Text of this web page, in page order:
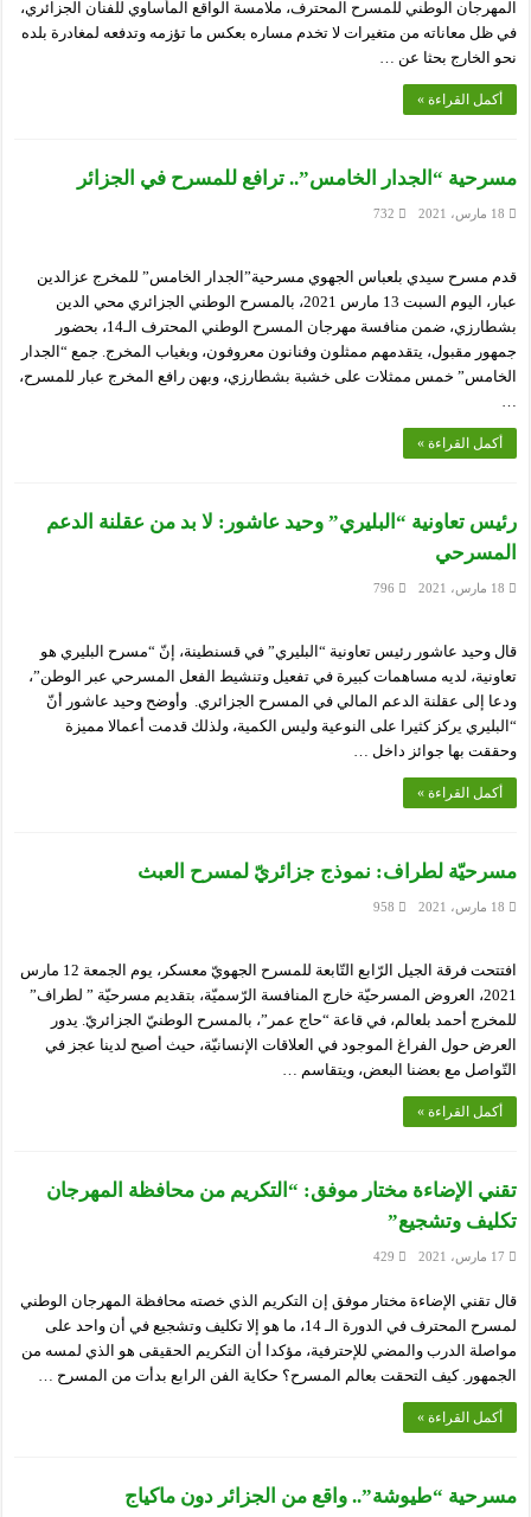
المهرجان الوطني للمسرح المحترف، ملامسة الواقع المأساوي للفنان الجزائري،
في ظل معاناته من متغيرات لا تخدم مساره بعكس ما تؤزمه وتدفعه لمغادرة بلده
نحو الخارج بحثا عن …
أكمل القراءة »
مسرحية “الجدار الخامس”.. ترافع للمسرح في الجزائر
18 مارس، 2021 732
قدم مسرح سيدي بلعباس الجهوي مسرحية”الجدار الخامس” للمخرج عزالدين
عبار، اليوم السبت 13 مارس 2021، بالمسرح الوطني الجزائري محي الدين
بشطارزي، ضمن منافسة مهرجان المسرح الوطني المحترف الـ14، بحضور
جمهور مقبول، يتقدمهم ممثلون وفنانون معروفون، وبغياب المخرج. جمع “الجدار
الخامس” خمس ممثلات على خشبة بشطارزي، وبهن رافع المخرج عبار للمسرح،
…
أكمل القراءة »
رئيس تعاونية “البليري” وحيد عاشور: لا بد من عقلنة الدعم
المسرحي
18 مارس، 2021 796
قال وحيد عاشور رئيس تعاونية “البليري” في قسنطينة، إنّ “مسرح البليري هو
تعاونية، لديه مساهمات كبيرة في تفعيل وتنشيط الفعل المسرحي عبر الوطن”،
ودعا إلى عقلنة الدعم المالي في المسرح الجزائري. وأوضح وحيد عاشور أنّ
“البليري يركز كثيرا على النوعية وليس الكمية، ولذلك قدمت أعمالا مميزة
وحققت بها جوائز داخل …
أكمل القراءة »
مسرحيّة لطراف: نموذج جزائريّ لمسرح العبث
18 مارس، 2021 958
افتتحت فرقة الجيل الرّابع التّابعة للمسرح الجهويّ معسكر، يوم الجمعة 12 مارس
2021، العروض المسرحيّة خارج المنافسة الرّسميّة، بتقديم مسرحيّة ” لطراف”
للمخرج أحمد بلعالم، في قاعة “حاج عمر”، بالمسرح الوطنيّ الجزائريّ. يدور
العرض حول الفراغ الموجود في العلاقات الإنسانيّة، حيث أصبح لدينا عجز في
التّواصل مع بعضنا البعض، ويتقاسم …
أكمل القراءة »
تقني الإضاءة مختار موفق: “التكريم من محافظة المهرجان
تكليف وتشجيع”
17 مارس، 2021 429
قال تقني الإضاءة مختار موفق إن التكريم الذي خصته محافظة المهرجان الوطني
لمسرح المحترف في الدورة الـ 14، ما هو إلا تكليف وتشجيع في أن واحد على
مواصلة الدرب والمضي للإحترفية، مؤكدا أن التكريم الحقيقى هو الذي لمسه من
الجمهور. كيف التحقت بعالم المسرح؟ حكاية الفن الرابع بدأت من المسرح …
أكمل القراءة »
مسرحية “طيوشة”.. واقع من الجزائر دون ماكياج